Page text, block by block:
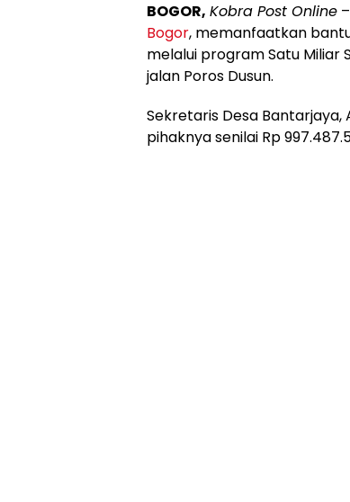
BOGOR, Kobra Post Online
Bogor, memanfaatkan
melalui program Satu Miliar
jalan Poros Dusun.
Sekretaris Desa
pihaknya senilai Rp